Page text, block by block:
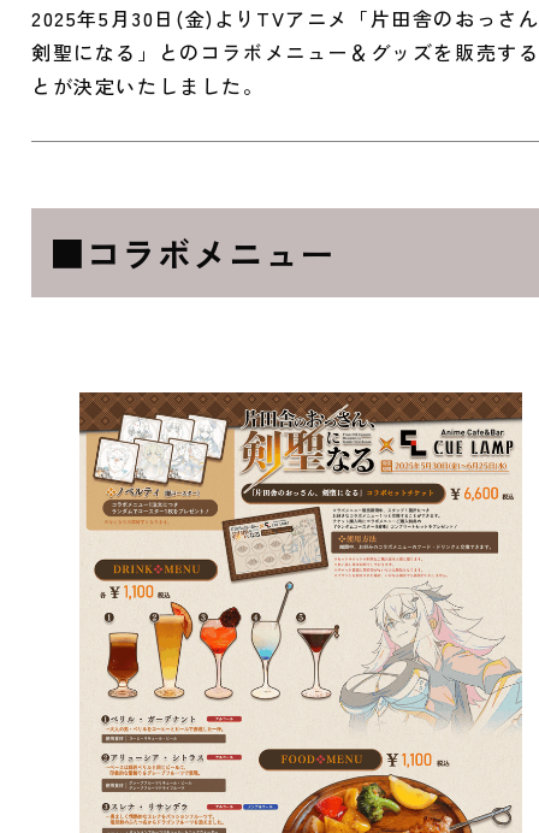
2025年5月30日(金)よりTVアニメ「片田舎のおっさ
剣聖になる」とのコラボメニュー＆グッズを販売す
とが決定いたしました。
■コラボメニュー